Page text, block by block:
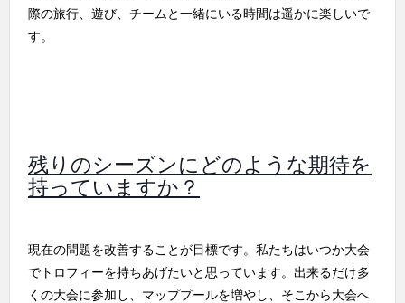
際の旅行、遊び、チームと一緒にいる時間は遥かに楽しいで
す。
残りのシーズンにどのような期待を
持っていますか？
現在の問題を改善することが目標です。私たちはいつか大会
でトロフィーを持ちあげたいと思っています。出来るだけ多
くの大会に参加し、マッププールを増やし、そこから大会へ